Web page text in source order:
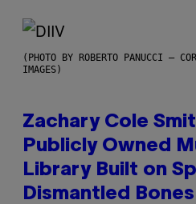
(PHOTO BY ROBERTO PANUCCI –
IMAGES)
Zachary Cole
Publicly Owned
Library Built on
Dismantled Bones